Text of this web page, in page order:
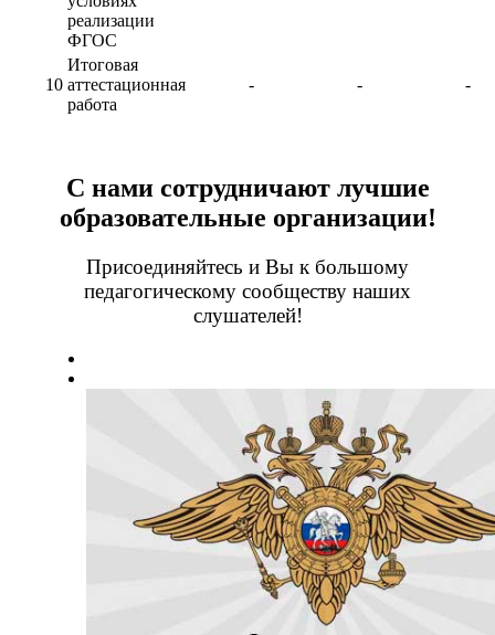
реализации
ФГОС
10
Итоговая
аттестационная
работа
- - -
С нами сотрудничают лучшие
образовательные организации!
Присоединяйтесь и Вы к большому
педагогическому сообществу наших
слушателей!